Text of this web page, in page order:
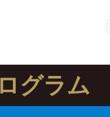
グラム